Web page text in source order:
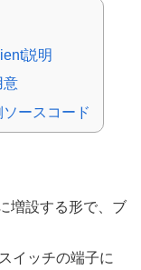
説明
意
ースコード
増設する形で、ブ
イッチの端子に